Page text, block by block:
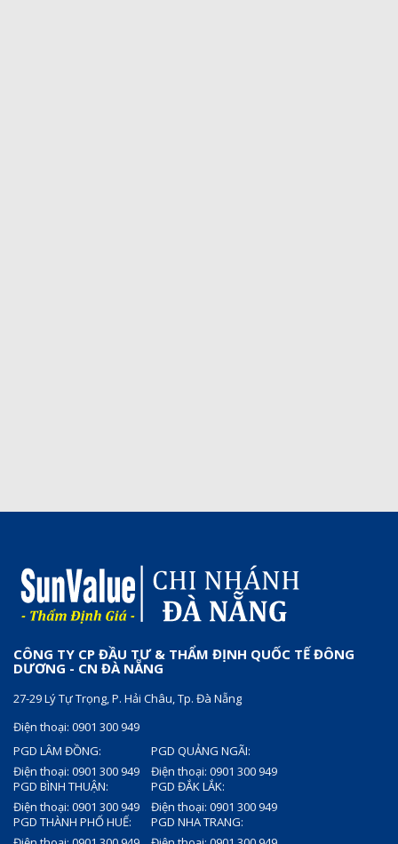
CÔNG TY CP ĐẦU TƯ & THẨM ĐỊNH QUỐC TẾ ĐÔNG
DƯƠNG - CN ĐÀ NẴNG
27-29 Lý Tự Trọng, P. Hải Châu, Tp. Đà Nẵng
Điện thoại: 0901 300 949
PGD LÂM ĐỒNG:
Điện thoại: 0901 300 949
PGD QUẢNG NGÃI:
Điện thoại: 0901 300 949
PGD BÌNH THUẬN:
Điện thoại: 0901 300 949
PGD ĐẮK LẮK:
Điện thoại: 0901 300 949
PGD THÀNH PHỐ HUẾ:
PGD NHA TRANG: